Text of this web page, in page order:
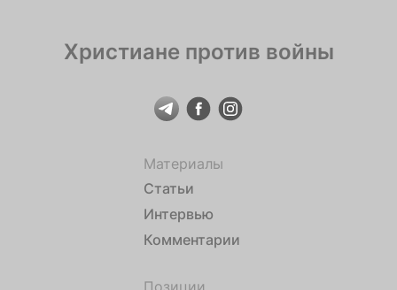
Христиане против войны
Материалы
Статьи
Интервью
Комментарии
Позиции